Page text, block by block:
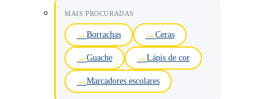
MAIS PROCURADAS
Borrachas Ceras
Guache Lápis de cor
Marcadores escolares